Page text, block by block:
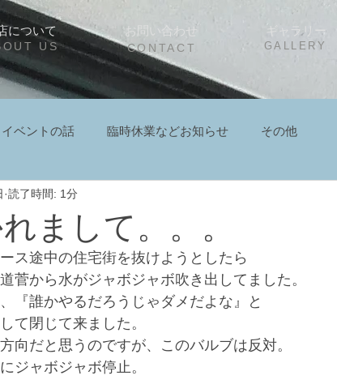
について お問い合わせ ギャラリー
US GALLERY
CONTACT
イベントの話 臨時休業などお知らせ その他
まして。。。
読了時間: 1分
ス途中の住宅街を抜けようとしたら
菅から水がジャボジャボ吹き出してました。
『誰かやるだろうじゃダメだよな』と
て閉じて来ました。
向だと思うのですが、このバルブは反対。
ジャボジャボ停止。